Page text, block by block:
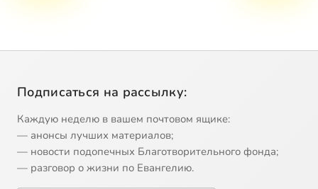
Подписаться на рассылку:
Каждую неделю в вашем почтовом ящике:
— анонсы лучших материалов;
— новости подопечных Благотворительного фонда;
— разговор о жизни по Евангелию.